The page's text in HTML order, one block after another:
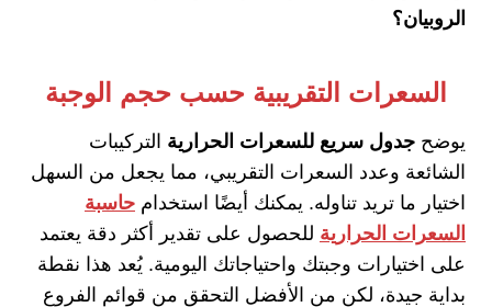
الروبيان؟
السعرات التقريبية حسب حجم الوجبة
يوضح جدول سريع للسعرات الحرارية التركيبات
الشائعة وعدد السعرات التقريبي، مما يجعل من السهل
اختيار ما تريد تناوله. يمكنك أيضًا استخدام حاسبة
السعرات الحرارية للحصول على تقدير أكثر دقة يعتمد
على اختيارات وجبتك واحتياجاتك اليومية. يُعد هذا نقطة
بداية جيدة، لكن من الأفضل التحقق من قوائم الفروع